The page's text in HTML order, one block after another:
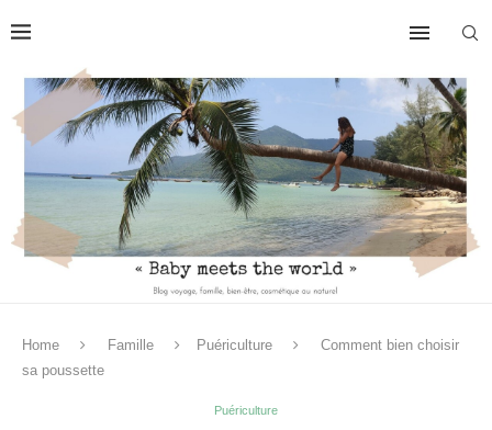
Home Famille Puériculture
Comment bien choisir
sa poussette
Puériculture